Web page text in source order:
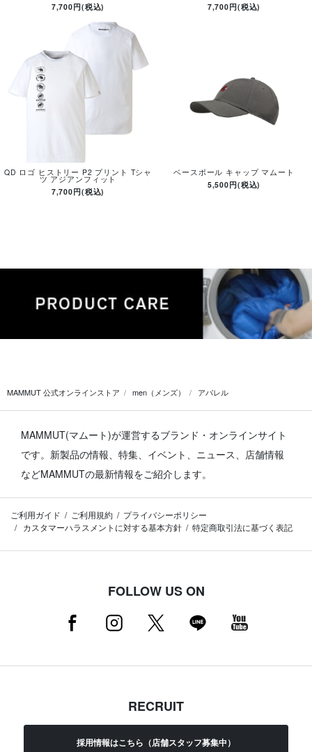
7,700円(税込)
7,700円(税込)
QD ロゴ ヒストリー P2 プリント Tシャ
ツ アジアンフィット
7,700円(税込)
ベースボール キャップ マムート
5,500円(税込)
MAMMUT 公式オンラインストア men（メンズ） アパレル
MAMMUT(マムート)が運営するブランド・オンラインサイト
です。 新製品の情報、特集、イベント、ニュース、店舗情報
などMAMMUTの最新情報をご紹介します。
ご利用ガイド ご利用規約
プライバシーポリシー
カスタマーハラスメントに対する基本方針
特定商取引法に基づく表記
FOLLOW US ON
RECRUIT
採用情報はこちら（店舗スタッフ募集中）